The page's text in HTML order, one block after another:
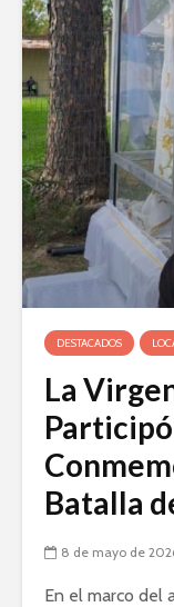
DESTACADOS
La
Batalla
8 de mayo de
En el marco del